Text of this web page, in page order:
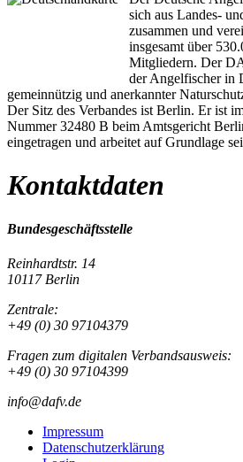
sich aus Landes-
zusammen und
insgesamt über
Mitgliedern. Der
der Angelfischer in
gemeinnützig und anerkannter
Der Sitz des Verbandes ist Berlin. Er ist
Nummer 32480 B beim Amtsgericht
eingetragen und arbeitet auf Grundlage
Kontaktdaten
Bundesgeschäftsstelle
Reinhardtstr. 14
10117 Berlin
Zentrale:
+49 (0) 30 97104379
Fragen zum digitalen Verbandsausweis:
+49 (0) 30 97104399
info@dafv.de
Impressum
Datenschutzerklärung